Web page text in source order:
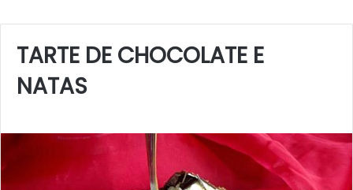
TARTE DE CHOCOLATE E
NATAS